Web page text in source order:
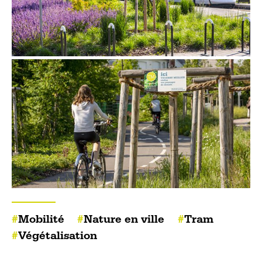
Mobilité Nature en ville
Tram
Végétalisation